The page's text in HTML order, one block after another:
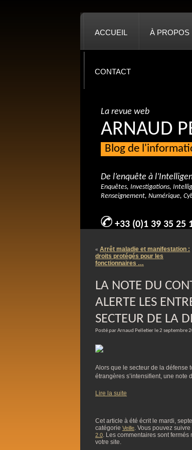
ACCUEIL À PROPOS
CONTACT
La revue web
ARNAUD
Blog de
De l’enquête à
Enquêtes, Investigations,
Renseignement, Numérique,
+33 (0)1 39 35 25
« Arrêt maladie et manifestation :
droits protégés pour les
fonctionnaires …
LA NOTE DU
ALERTE LES
SECTEUR DE LA
Posté par Arnaud Pelletier le 2 septembre
Alors que le secteur de la défense
étrangères s’intensifient, une
Lire la suite
Cet article à été écrit le mardi,
catégorie Veille. Vous pouvez
2.0. Les commentaires sont
votre site.